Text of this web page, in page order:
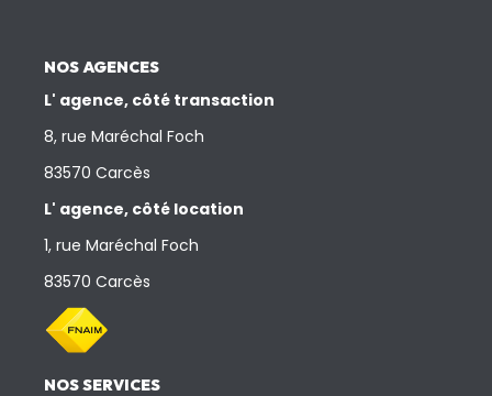
NOS AGENCES
L' agence, côté transaction
8, rue Maréchal Foch
83570 Carcès
L' agence, côté location
1, rue Maréchal Foch
83570 Carcès
NOS SERVICES